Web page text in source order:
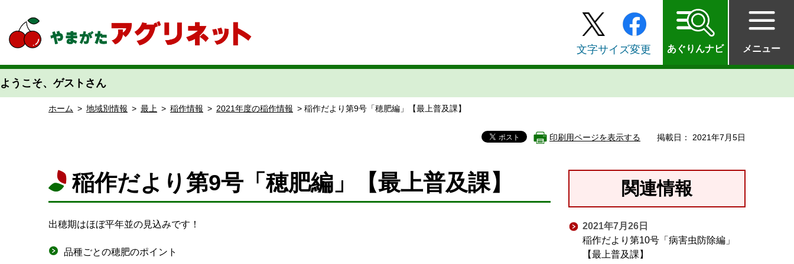
文字サイズ変更 あぐりんナビ メニュー
ようこそ、ゲストさん
ホーム > 地域別情報 > 最上 > 稲作情報 > 2021年度の稲作情報 > 稲作だより第9号「穂肥編」【最上普及課】
印刷用ページを表示する 掲載日： 2021年7月5日
稲作だより第9号「穂肥編」【最上普及課】
出穂期はほぼ平年並の見込みです！
品種ごとの穂肥のポイント
関連情報
2021年7月26日
稲作だより第10号「病害虫防除編」
【最上普及課】